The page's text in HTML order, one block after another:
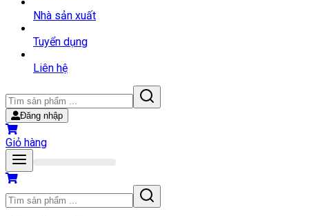
Nhà sản xuất
Tuyển dụng
Liên hệ
Đăng nhập
Giỏ hàng